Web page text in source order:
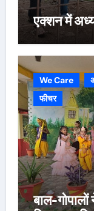
एक्शन में
We Care
फीचर
बाल-